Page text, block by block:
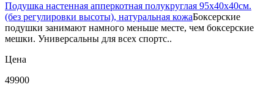
Подушка настенная апперкотная полукруглая 95х40х40см.
(без регулировки высоты), натуральная кожаБоксерские
подушки занимают намного меньше месте, чем боксерские
мешки. Универсальны для всех спортс..
Цена
49900